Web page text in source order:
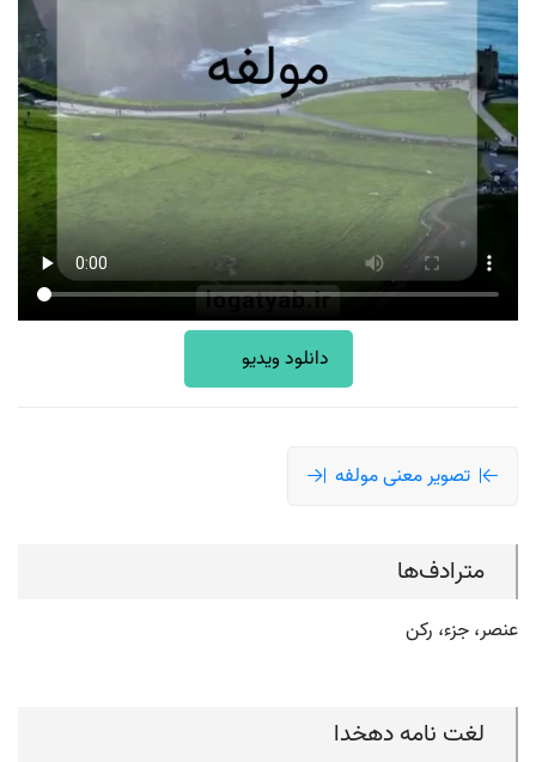
دانلود ویدیو
تصویر معنی مولفه
مترادف‌ها
عنصر، جزء، رکن
لغت نامه دهخدا